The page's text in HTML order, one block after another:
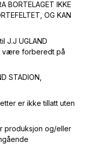
BORTELAGET IKKE
OG KAN
J.J UGLAND
være forberedt på
STADION,
er ikke tillatt uten
produksjon og/eller